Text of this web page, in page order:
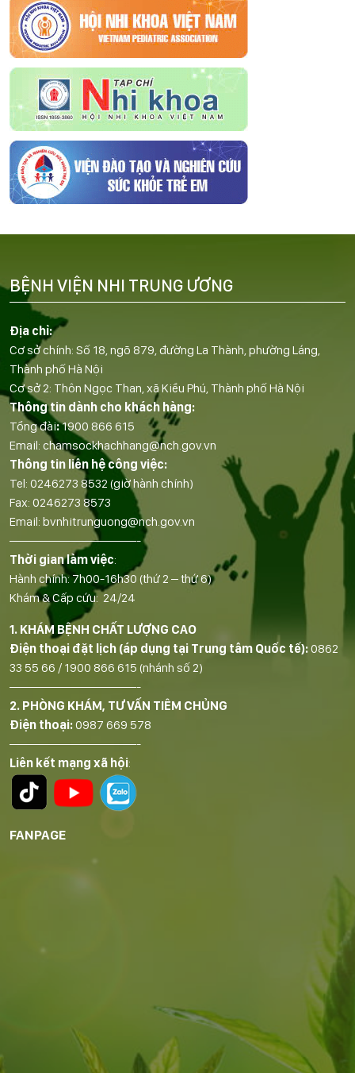
Địa chỉ:
Cơ sở chính: Số 18, ngõ 879, đường La Thành, phường Láng,
Thành phố Hà Nội
Cơ sở 2: Thôn Ngọc Than, xã Kiều Phú, Thành phố Hà Nội
Thông tin dành cho khách hàng:
Tổng đài:1900 866 615
Email: chamsockhachhang@nch.gov.vn
Thông tin liên hệ công việc:
Tel: 0246273 8532 (giờ hành chính)
Fax: 0246273 8573
Email: bvnhitrunguong@nch.gov.vn
——————————-
Thời gian làm việc:
Hành chính: 7h00-16h30 (thứ 2 – thứ 6)
Khám & Cấp cứu: 24/24
1. KHÁM BỆNH CHẤT LƯỢNG CAO
Điện thoại đặt lịch (áp dụng tại Trung tâm Quốc tế):0862
33 55 66 / 1900 866 615 (nhánh số 2)
——————————-
2. PHÒNG KHÁM, TƯ VẤN TIÊM CHỦNG
Điện thoại:0987 669 578
——————————-
Liên kết mạng xã hội:
FANPAGE
BỆNH VIỆN NHI TRUNG ƯƠNG